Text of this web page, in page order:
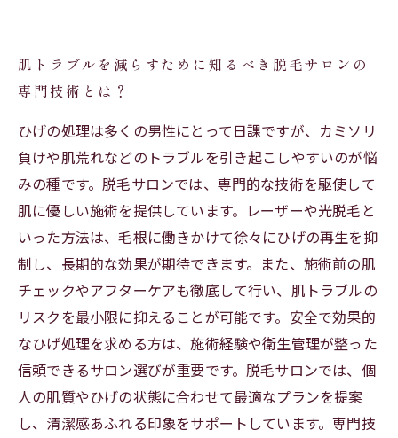
肌トラブルを減らすために知るべき脱毛サロンの
専門技術とは？
ひげの処理は多くの男性にとって日課ですが、カミソリ
負けや肌荒れなどのトラブルを引き起こしやすいのが悩
みの種です。脱毛サロンでは、専門的な技術を駆使して
肌に優しい施術を提供しています。レーザーや光脱毛と
いった方法は、毛根に働きかけて徐々にひげの再生を抑
制し、長期的な効果が期待できます。また、施術前の肌
チェックやアフターケアも徹底して行い、肌トラブルの
リスクを最小限に抑えることが可能です。安全で効果的
なひげ処理を求める方は、施術経験や衛生管理が整った
信頼できるサロン選びが重要です。脱毛サロンでは、個
人の肌質やひげの状態に合わせて最適なプランを提案
し、清潔感あふれる印象をサポートしています。専門技